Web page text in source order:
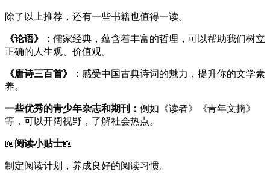
除了以上推荐，还有一些书籍也值得一读。
《论语》： 儒家经典，蕴含着丰富的哲理，可以帮助我们树立
正确的人生观、价值观。
《唐诗三百首》： 感受中国古典诗词的魅力，提升你的文学素
养。
一些优秀的青少年杂志和期刊： 例如《读者》《青年文摘》
等，可以开阔视野，了解社会热点。
📖阅读小贴士📖
制定阅读计划，养成良好的阅读习惯。